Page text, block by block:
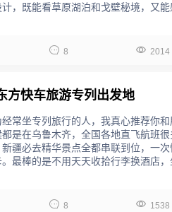
，既能看草原湖泊和戈壁秘境，又
 8  2014
方快车旅游专列出发地
经常坐专列旅行的人，我真心推荐你
都是在乌鲁木齐，全国各地直飞航班
新疆必去精华景点全都串联到位，一
最棒的是不用天天收拾行李换酒店
 8  1538